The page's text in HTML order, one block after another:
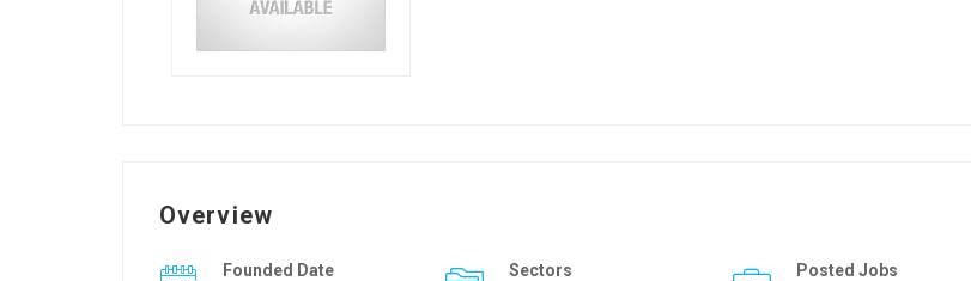
Overview
Founded Date
Sectors
Posted Jobs